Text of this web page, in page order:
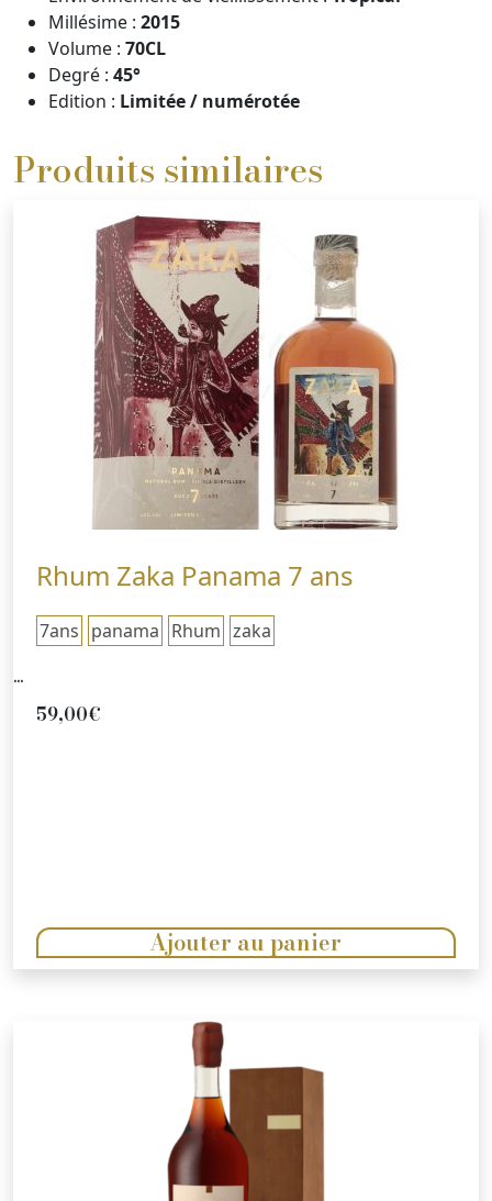
Millésime : 2015
Volume : 70CL
Degré : 45°
Edition : Limitée / numérotée
Produits similaires
Rhum Zaka Panama 7 ans
7ans panama Rhum zaka
...
59,00€
Ajouter au panier